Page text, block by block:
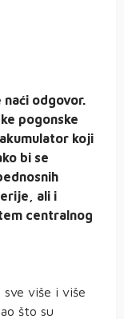
naći odgovor.
pogonske
koji
bi se
ali i
centralnog
sve više i više
što su